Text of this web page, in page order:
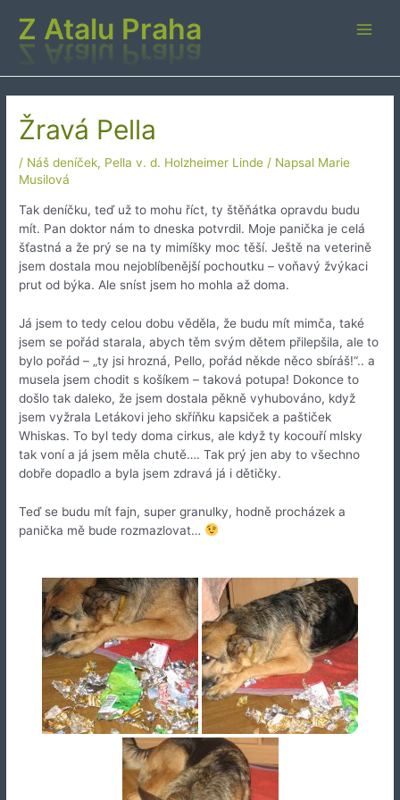
obsahZ Atalu Praha
Žravá Pella
/ Náš deníček, Pella v. d. Holzheimer Linde / Napsal Marie
Musilová
Tak deníčku, teď už to mohu říct, ty štěňátka opravdu budu
mít. Pan doktor nám to dneska potvrdil. Moje panička je celá
šťastná a že prý se na ty mimíšky moc těší. Ještě na veterině
jsem dostala mou nejoblíbenější pochoutku – voňavý žvýkaci
prut od býka. Ale sníst jsem ho mohla až doma.
Já jsem to tedy celou dobu věděla, že budu mít mimča, také
jsem se pořád starala, abych těm svým dětem přilepšila, ale to
bylo pořád – „ty jsi hrozná, Pello, pořád někde něco sbíráš!“.. a
musela jsem chodit s košíkem – taková potupa! Dokonce to
došlo tak daleko, že jsem dostala pěkně vyhubováno, když
jsem vyžrala Letákovi jeho skříňku kapsiček a paštiček
Whiskas. To byl tedy doma cirkus, ale když ty kocouří mlsky
tak voní a já jsem měla chutě…. Tak prý jen aby to všechno
dobře dopadlo a byla jsem zdravá já i dětičky.
Teď se budu mít fajn, super granulky, hodně procházek a
panička mě bude rozmazlovat…